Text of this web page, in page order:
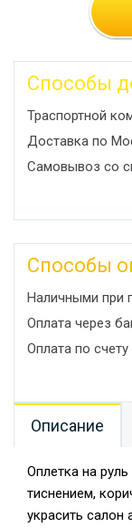
Способы
Траспортной
Доставка по
Самовывоз со
Способы
Наличными при
Оплата через
Оплата по счету
Описание
Оплетка на
тиснением,
украсить